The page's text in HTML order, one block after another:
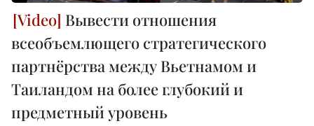
Вывести отношения
всеобъемлющего стратегического
партнёрства между Вьетнамом и
Таиландом на более глубокий и
предметный уровень